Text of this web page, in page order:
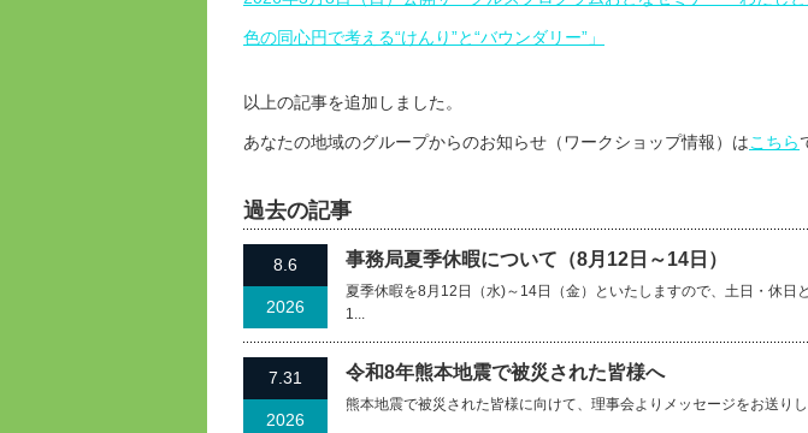
色の同心円で考える“けんり”と“バウンダリー”」
以上の記事を追加しました。
あなたの地域のグループからのお知らせ（ワークショップ情報）はこちら
過去の記事
8.6
2026
事務局夏季休暇について（8月12日～14日）
夏季休暇を8月12日（水)～14日（金）といたしますので、土日・休日
1...
7.31
2026
令和8年熊本地震で被災された皆様へ
熊本地震で被災された皆様に向けて、理事会よりメッセージをお送りし